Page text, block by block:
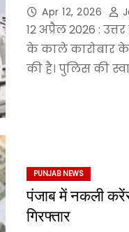
Apr 12, 2026
12 अप्रैल 2026 :
के काले कारोबार
की है। पुलिस की
PUNJAB NEWS
पंजाब में नकली
गिरफ्तार